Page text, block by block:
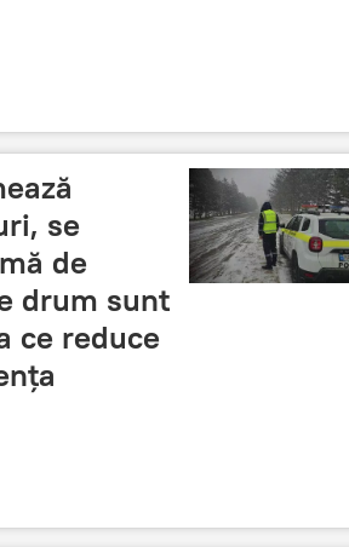
se
de
drum sunt
ce reduce